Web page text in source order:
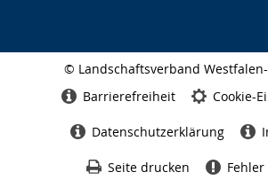
© Landschaftsverband Westfalen-
Barrierefreiheit Cookie-
Datenschutzerklärung
Seite drucken